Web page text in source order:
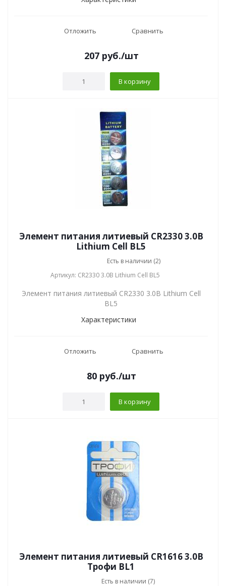
Отложить Сравнить
207руб./шт
В корзину
Элемент питания литиевый CR2330 3.0В
Lithium Cell BL5
Есть в наличии (2)
Артикул: CR2330 3.0В Lithium Cell BL5
Элемент питания литиевый CR2330 3.0В Lithium Cell
BL5
Характеристики
Отложить Сравнить
80руб./шт
В корзину
Элемент питания литиевый CR1616 3.0В
Трофи BL1
Есть в наличии (7)